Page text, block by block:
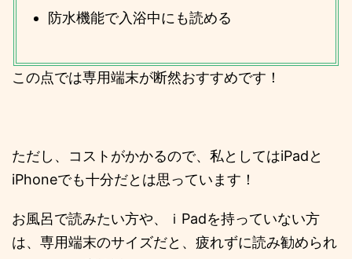
防水機能で入浴中にも読める
この点では専用端末が断然おすすめです！
ただし、コストがかかるので、私としてはiPadと
iPhoneでも十分だとは思っています！
お風呂で読みたい方や、ｉPadを持っていない方
は、専用端末のサイズだと、疲れずに読み勧められ